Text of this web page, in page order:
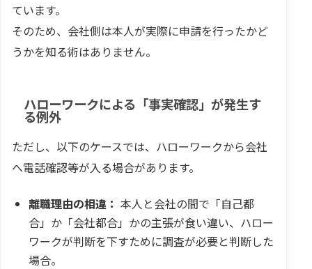
ています。
そのため、会社側は本人が実際に申請を行ったかど
うかを知る術はありません。
ハローワークによる「事実確認」が発生す
る例外
ただし、以下のケースでは、ハローワークから会社
へ電話確認等が入る場合があります。
離職理由の相違： 本人と会社の間で「自己都
合」か「会社都合」かの主張が食い違い、ハロー
ワークが判断を下すために調査が必要と判断した
場合。